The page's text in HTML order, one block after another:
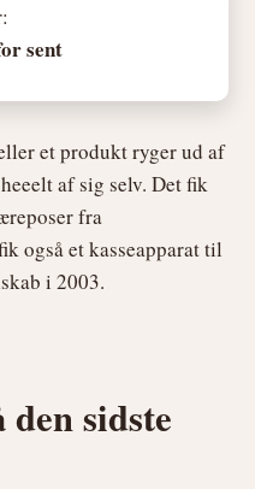
sent
et produkt ryger ud af
af sig selv. Det fik
fra
også et kasseapparat til
i 2003.
sidste